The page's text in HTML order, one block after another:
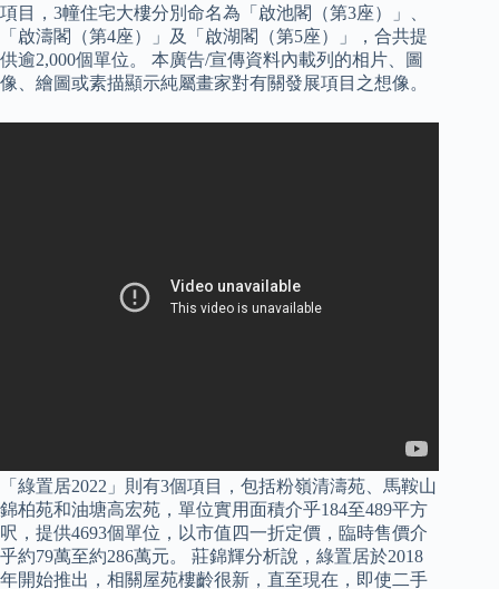
項目，3幢住宅大樓分別命名為「啟池閣（第3座）」、
「啟濤閣（第4座）」及「啟湖閣（第5座）」，合共提
供逾2,000個單位。 本廣告/宣傳資料內載列的相片、圖
像、繪圖或素描顯示純屬畫家對有關發展項目之想像。
「綠置居2022」則有3個項目，包括粉嶺清濤苑、馬鞍山
錦柏苑和油塘高宏苑，單位實用面積介乎184至489平方
呎，提供4693個單位，以市值四一折定價，臨時售價介
乎約79萬至約286萬元。 莊錦輝分析說，綠置居於2018
年開始推出，相關屋苑樓齡很新，直至現在，即使二手